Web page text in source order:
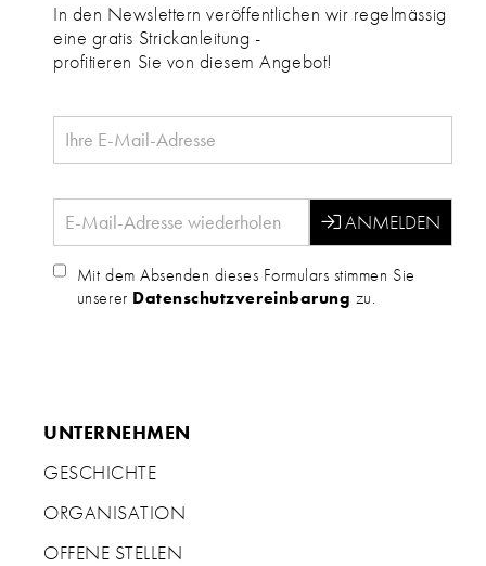
In den Newslettern veröffentlichen wir regelmässig
eine gratis Strickanleitung -
profitieren Sie von diesem Angebot!
Mit dem Absenden dieses Formulars stimmen Sie
unserer Datenschutzvereinbarung zu.
UNTERNEHMEN
GESCHICHTE
ORGANISATION
OFFENE STELLEN